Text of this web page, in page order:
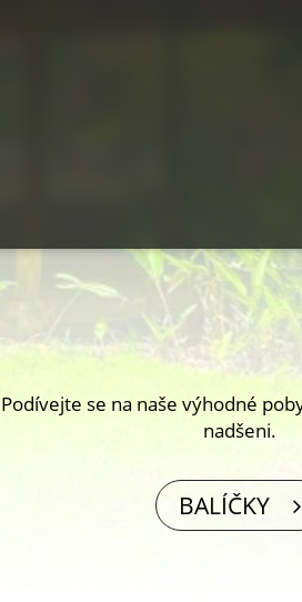
Podívejte se na naše výhodné
nadšeni.
BALÍČKY